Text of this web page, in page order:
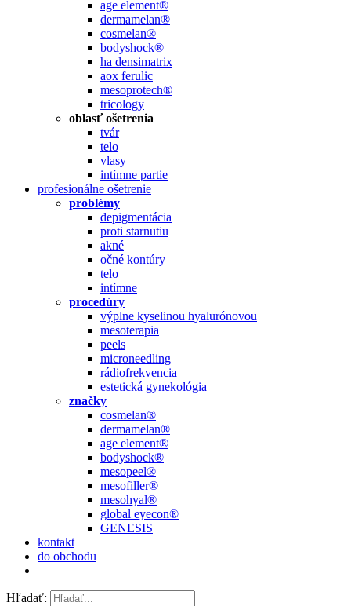
age element®
dermamelan®
cosmelan®
bodyshock®
ha densimatrix
aox ferulic
mesoprotech®
tricology
oblasť ošetrenia
tvár
telo
vlasy
intímne partie
profesionálne ošetrenie
problémy
depigmentácia
proti starnutiu
akné
očné kontúry
telo
intímne
procedúry
výplne kyselinou hyalurónovou
mesoterapia
peels
microneedling
rádiofrekvencia
estetická gynekológia
značky
cosmelan®
dermamelan®
age element®
bodyshock®
mesopeel®
mesofiller®
mesohyal®
global eyecon®
GENESIS
kontakt
do obchodu
Hľadať: